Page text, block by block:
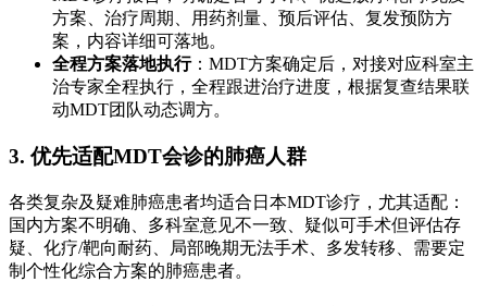
方案、治疗周期、用药剂量、预后评估、复发预防方
案，内容详细可落地。
全程方案落地执行：MDT方案确定后，对接对应科室主
治专家全程执行，全程跟进治疗进度，根据复查结果联
动MDT团队动态调方。
3. 优先适配MDT会诊的肺癌人群
各类复杂及疑难肺癌患者均适合日本MDT诊疗，尤其适配：
国内方案不明确、多科室意见不一致、疑似可手术但评估存
疑、化疗/靶向耐药、局部晚期无法手术、多发转移、需要定
制个性化综合方案的肺癌患者。